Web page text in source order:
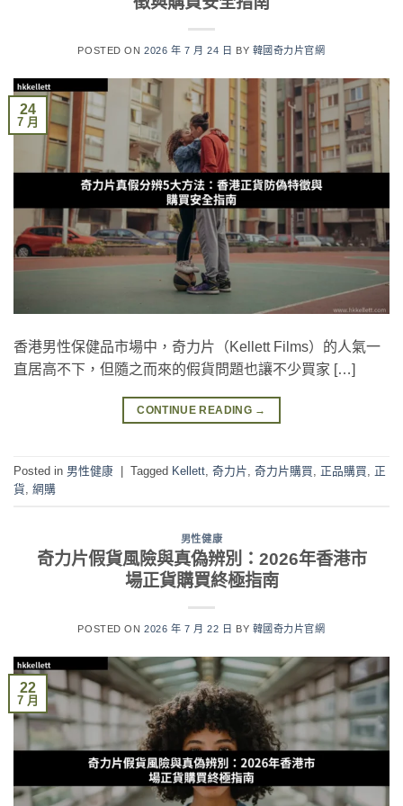
POSTED ON2026 年 7 月 24 日 BY 韓國奇力片官網
24
7 月
香港男性保健品市場中，奇力片（Kellett Films）的人氣一
直居高不下，但隨之而來的假貨問題也讓不少買家 […]
CONTINUE READING →
Posted in 男性健康 Tagged Kellett 奇力片 奇力片購買 正品購買
正
貨 網購
男性健康
奇力片假貨風險與真偽辨別：2026年香港市
場正貨購買終極指南
POSTED ON2026 年 7 月 22 日 BY 韓國奇力片官網
22
7 月